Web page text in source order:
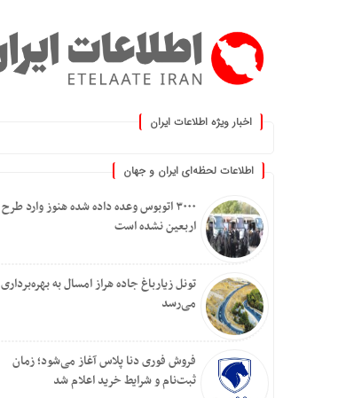
اخبار ویژه اطلاعات ایران
اطلاعات لحظه‌ای ایران و جهان
۳۰۰۰ اتوبوس وعده داده شده هنوز وارد طرح
اربعین نشده است
تونل زیارباغ جاده هراز امسال به بهره‌برداری
می‌رسد
فروش فوری دنا پلاس آغاز می‌شود؛ زمان
ثبت‌نام و شرایط خرید اعلام شد